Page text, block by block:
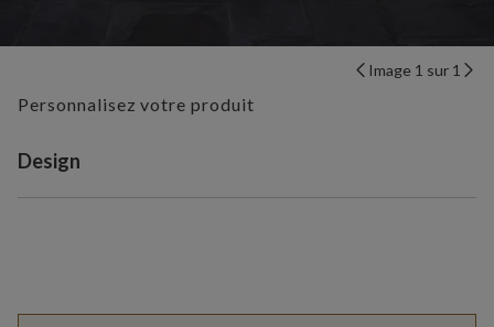
Image 1 sur 1
Personnalisez votre produit
Variant selection
Design